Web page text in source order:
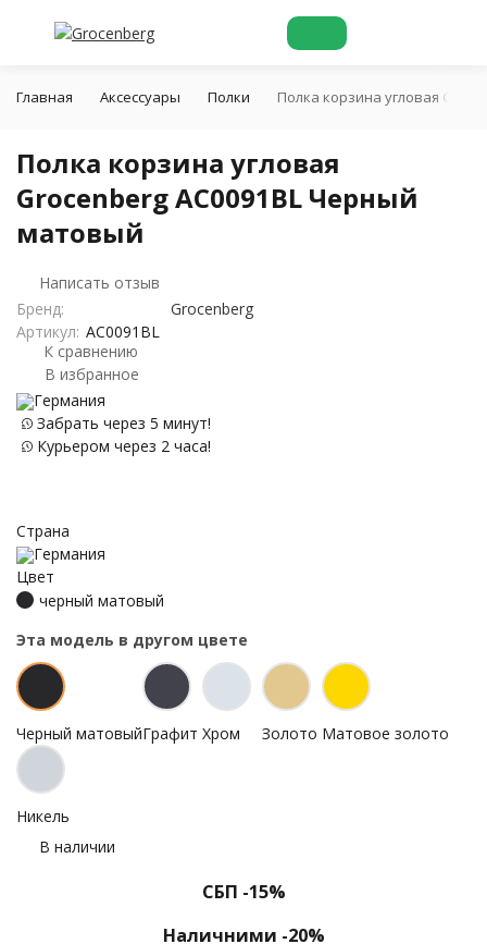
Главная Аксессуары Полки Полка корзина угловая
Полка корзина угловая
Grocenberg AC0091BL Черный
матовый
Написать отзыв
Бренд:
Grocenberg
Артикул: AC0091BL
К сравнению
В избранное
Германия
Забрать через 5 минут!
Курьером через 2 часа!
Страна
Германия
Цвет
черный матовый
Эта модель в другом цвете
Черный матовыйГрафит Хром Золото Матовое золото
Никель
В наличии
СБП -15%
Наличними -20%